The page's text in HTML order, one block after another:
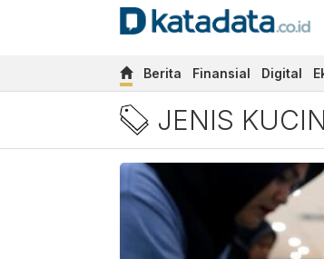
Berita Finansial Digital
Berita Jenis Kucing
JENIS